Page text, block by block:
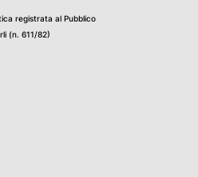
registrata al Pubblico
(n. 611/82)